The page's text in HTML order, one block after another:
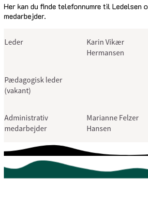
Her kan du finde telefonnumre til Ledelsen
medarbejder.
Leder
Karin Vikær
Hermansen
Pædagogisk leder
(vakant)
Administrativ
medarbejder
Marianne Felzer
Hansen